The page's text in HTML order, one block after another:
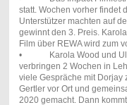
statt. Wochen vorher findet
Unterstützer machten auf
gewinnt den 3. Preis.
Film über REWA wird zum
• Karola Wood und Uli
verbringen 2 Wochen in
viele Gespräche mit Dorjay
Gertler vor Ort und
2020 gemacht. Dann